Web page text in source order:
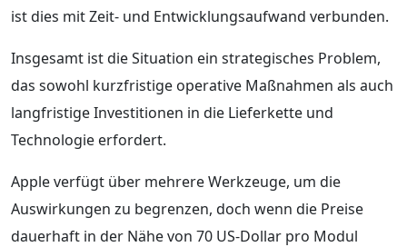
ist dies mit Zeit- und Entwicklungsaufwand verbunden.
Insgesamt ist die Situation ein strategisches Problem,
das sowohl kurzfristige operative Maßnahmen als auch
langfristige Investitionen in die Lieferkette und
Technologie erfordert.
Apple verfügt über mehrere Werkzeuge, um die
Auswirkungen zu begrenzen, doch wenn die Preise
dauerhaft in der Nähe von 70 US-Dollar pro Modul